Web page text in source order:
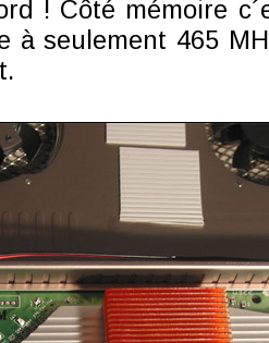
! Côté mémoire
à seulement 465